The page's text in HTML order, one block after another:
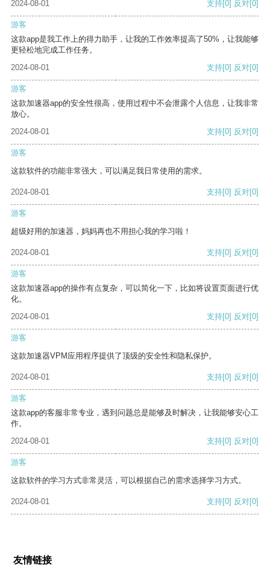
2024-08-01 支持[0] 反对[0]
游客
这款app是我工作上的得力助手，让我的工作效率提高了50%，让我能够
更轻松地完成工作任务。
2024-08-01
支持[0] 反对[0]
游客
这款加速器app的安全性很高，使用过程中不会泄露个人信息，让我非常
放心。
2024-08-01
支持[0] 反对[0]
游客
这款软件的功能非常强大，可以满足我日常使用的需求。
2024-08-01 支持[0] 反对[0]
游客
超级好用的加速器，妈妈再也不用担心我的学习啦！
2024-08-01 支持[0] 反对[0]
游客
这款加速器app的操作有点复杂，可以简化一下，比如将设置页面进行优
化。
2024-08-01
支持[0] 反对[0]
游客
这款加速器VPM应用程序提供了顶级的安全性和隐私保护。
2024-08-01 支持[0] 反对[0]
游客
这款app的客服非常专业，遇到问题总是能够及时解决，让我能够安心工
作。
2024-08-01
支持[0] 反对[0]
游客
这款软件的学习方式非常灵活，可以根据自己的需求选择学习方式。
2024-08-01 支持[0] 反对[0]
友情链接